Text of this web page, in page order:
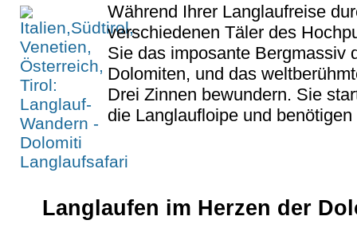
Während Ihrer Langlaufreise
verschiedenen Täler des
Sie das imposante Bergmassiv
Dolomiten, und das
Drei Zinnen bewundern. Sie
die Langlaufloipe und
Langlaufen im Herzen der